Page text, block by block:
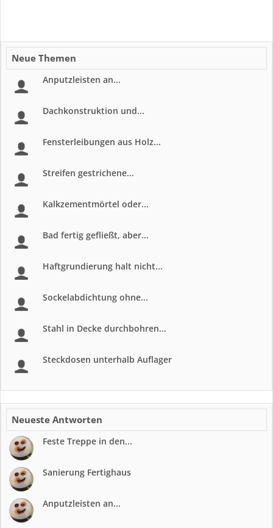
Neue Themen
Anputzleisten an...
Dachkonstruktion und...
Fensterleibungen aus Holz...
Streifen gestrichene...
Kalkzementmörtel oder...
Bad fertig gefließt, aber...
Haftgrundierung halt nicht...
Sockelabdichtung ohne...
Stahl in Decke durchbohren...
Steckdosen unterhalb Auflager
Neueste Antworten
Feste Treppe in den...
Sanierung Fertighaus
Anputzleisten an...